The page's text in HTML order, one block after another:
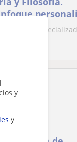
y
y
Cursos